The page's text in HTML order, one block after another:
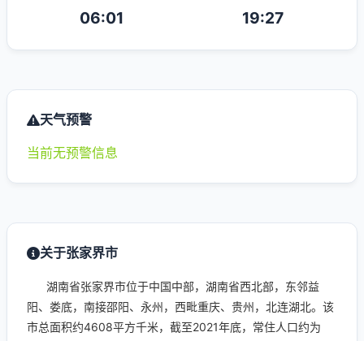
06:01 19:27
天气预警
当前无预警信息
关于张家界市
湖南省张家界市位于中国中部，湖南省西北部，东邻益
阳、娄底，南接邵阳、永州，西毗重庆、贵州，北连湖北。该
市总面积约4608平方千米，截至2021年底，常住人口约为